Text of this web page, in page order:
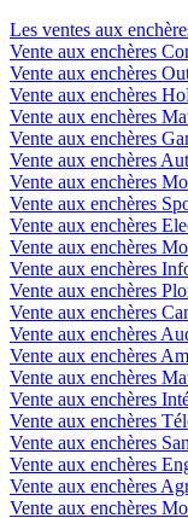
Les ventes aux
Vente aux enchères
Vente aux enchères
Vente aux enchères
Vente aux enchères
Vente aux enchères
Vente aux enchères
Vente aux enchères
Vente aux enchères
Vente aux enchères
Vente aux enchères
Vente aux enchères
Vente aux enchères
Vente aux enchères
Vente aux enchères
Vente aux enchères
Vente aux enchères
Vente aux enchères
Vente aux enchères
Vente aux enchères
Vente aux enchères
Vente aux enchères
Vente aux enchères